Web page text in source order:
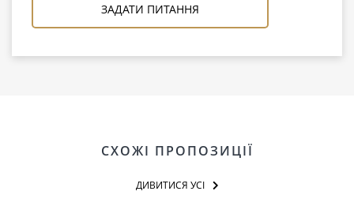
ЗАДАТИ ПИТАННЯ
СХОЖІ ПРОПОЗИЦІЇ
ДИВИТИСЯ УСІ